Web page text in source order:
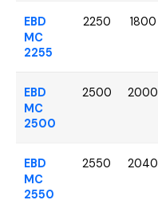
EBD
MC
2255
2250 1800
EBD
MC
2500
2500 2000
EBD
MC
2550
2550 2040